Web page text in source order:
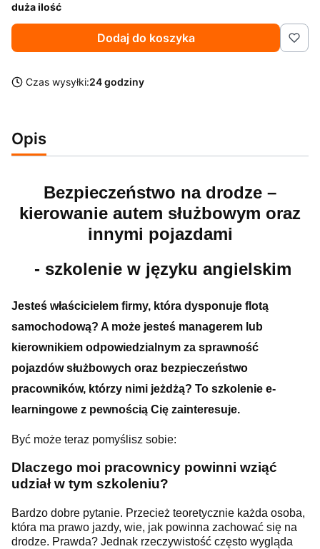
duża ilość
Dodaj do koszyka
Czas wysyłki:24 godziny
Opis
Bezpieczeństwo na drodze –
kierowanie autem służbowym oraz
innymi pojazdami
- szkolenie w języku angielskim
Jesteś właścicielem firmy, która dysponuje flotą
samochodową? A może jesteś managerem lub
kierownikiem odpowiedzialnym za sprawność
pojazdów służbowych oraz bezpieczeństwo
pracowników, którzy nimi jeżdżą? To szkolenie e-
learningowe z pewnością Cię zainteresuje.
Być może teraz pomyślisz sobie:
Dlaczego moi pracownicy powinni wziąć
udział w tym szkoleniu?
Bardzo dobre pytanie. Przecież teoretycznie każda osoba,
która ma prawo jazdy, wie, jak powinna zachować się na
drodze. Prawda? Jednak rzeczywistość często wygląda